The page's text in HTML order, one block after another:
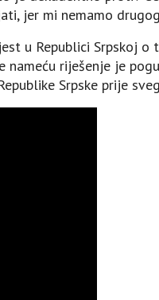
jer mi nemamo
u Republici Srpskoj
nameću riješenje je
Srpske prije